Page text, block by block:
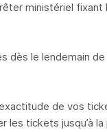
ministériel
dès le lendemain
de vos
les tickets jusqu’à